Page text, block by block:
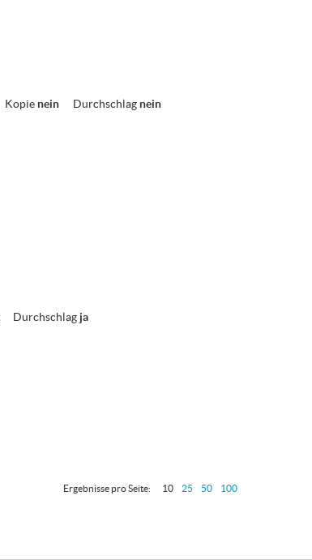
Kopie nein Durchschlag nein
Durchschlag ja
Ergebnisse pro Seite: 10 25 50 100